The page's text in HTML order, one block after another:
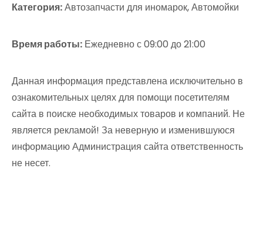
Категория:Автозапчасти для иномарок, Автомойки
Время работы: Ежедневно с 09:00 до 21:00
Данная информация представлена исключительно в
ознакомительных целях для помощи посетителям
сайта в поиске необходимых товаров и компаний. Не
является рекламой! За неверную и изменившуюся
информацию Администрация сайта ответственность
не несет.